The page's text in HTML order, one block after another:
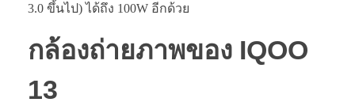
3.0 ขึ้นไป) ได้ถึง 100W อีกด้วย
กล้องถ่ายภาพของ IQOO
13